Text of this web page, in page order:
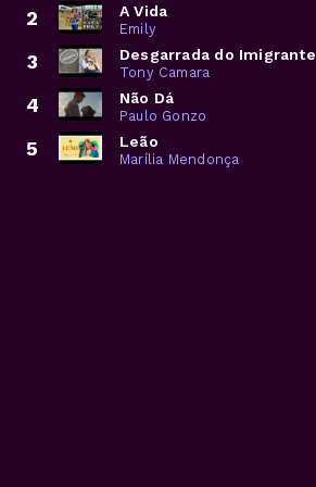
2 A Vida
Emily
3 Desgarrada do Imigrante
Tony Camara
4 Não Dá
Paulo Gonzo
5 Leão
Marília Mendonça